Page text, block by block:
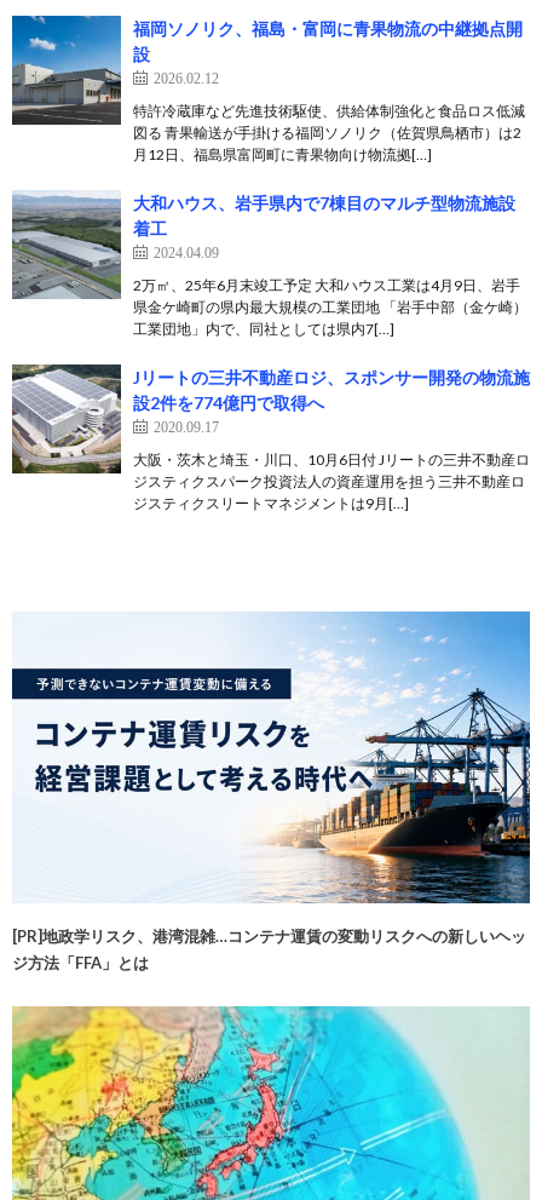
福岡ソノリク、福島・富岡に青果物流の中継拠点開
設
2026.02.12
特許冷蔵庫など先進技術駆使、供給体制強化と食品ロス低減
図る 青果輸送が手掛ける福岡ソノリク（佐賀県鳥栖市）は2
月12日、福島県富岡町に青果物向け物流拠[…]
大和ハウス、岩手県内で7棟目のマルチ型物流施設
着工
2024.04.09
2万㎡、25年6月末竣工予定 大和ハウス工業は4月9日、岩手
県金ケ崎町の県内最大規模の工業団地 「岩手中部（金ケ崎）
工業団地」内で、同社としては県内7[…]
Jリートの三井不動産ロジ、スポンサー開発の物流施
設2件を774億円で取得へ
2020.09.17
大阪・茨木と埼玉・川口、10月6日付 Jリートの三井不動産ロ
ジスティクスパーク投資法人の資産運用を担う三井不動産ロ
ジスティクスリートマネジメントは9月[…]
[PR]地政学リスク、港湾混雑…コンテナ運賃の変動リスクへの新しいヘッ
ジ方法「FFA」とは